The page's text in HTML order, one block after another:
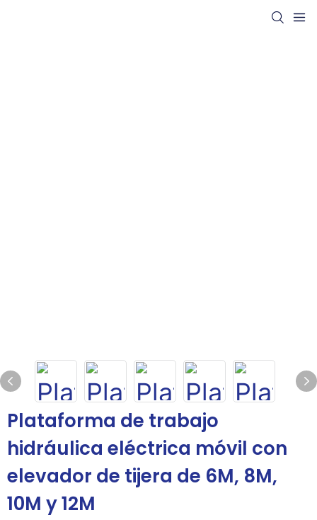
Plataforma de trabajo
hidráulica eléctrica móvil con
elevador de tijera de 6M, 8M,
10M y 12M